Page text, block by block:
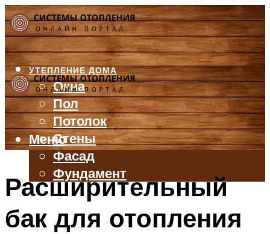
УТЕПЛЕНИЕ ДОМА
Окна
Пол
Потолок
Стены
Фасад
Фундамент
БАЛКОН И ЛОДЖИЯ
ВЕНТИЛЯЦИЯ
Меню
Расширительный
бак для отопления